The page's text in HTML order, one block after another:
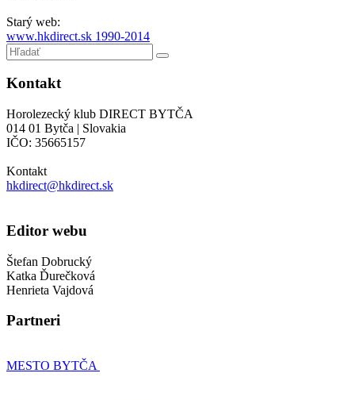
Starý web:
www.hkdirect.sk 1990-2014
Kontakt
Horolezecký klub DIRECT BYTČA
014 01 Bytča | Slovakia
IČO: 35665157
Kontakt
hkdirect@hkdirect.sk
Editor webu
Štefan Dobrucký
Katka Ďurečková
Henrieta Vajdová
Partneri
MESTO BYTČA